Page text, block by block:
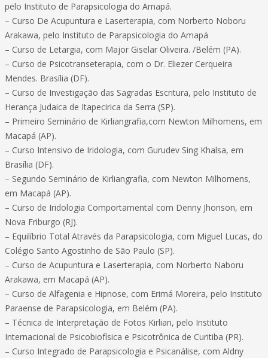
pelo Instituto de Parapsicologia do Amapá.
– Curso De Acupuntura e Laserterapia, com Norberto Noboru
Arakawa, pelo Instituto de Parapsicologia do Amapá
– Curso de Letargia, com Major Giselar Oliveira. /Belém (PA).
– Curso de Psicotranseterapia, com o Dr. Eliezer Cerqueira
Mendes. Brasília (DF).
– Curso de Investigação das Sagradas Escritura, pelo Instituto de
Herança Judaica de Itapecirica da Serra (SP).
– Primeiro Seminário de Kirliangrafia,com Newton Milhomens, em
Macapá (AP).
– Curso Intensivo de Iridologia, com Gurudev Sing Khalsa, em
Brasília (DF).
– Segundo Seminário de Kirliangrafia, com Newton Milhomens,
em Macapá (AP).
– Curso de Iridologia Comportamental com Denny Jhonson, em
Nova Friburgo (RJ).
– Equilíbrio Total Através da Parapsicologia, com Miguel Lucas, do
Colégio Santo Agostinho de São Paulo (SP).
– Curso de Acupuntura e Laserterapia, com Norberto Naboru
Arakawa, em Macapá (AP).
– Curso de Alfagenia e Hipnose, com Erimá Moreira, pelo Instituto
Paraense de Parapsicologia, em Belém (PA).
– Técnica de Interpretação de Fotos Kirlian, pelo Instituto
Internacional de Psicobiofísica e Psicotrônica de Curitiba (PR).
– Curso Integrado de Parapsicologia e Psicanálise, com Aldny